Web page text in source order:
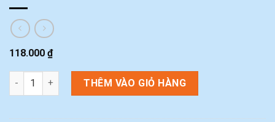
118.000 ₫
Tay cầm tủ dạng thanh đầu vuông NK083-X (Màu Xám) số
THÊM VÀO GIỎ HÀNG